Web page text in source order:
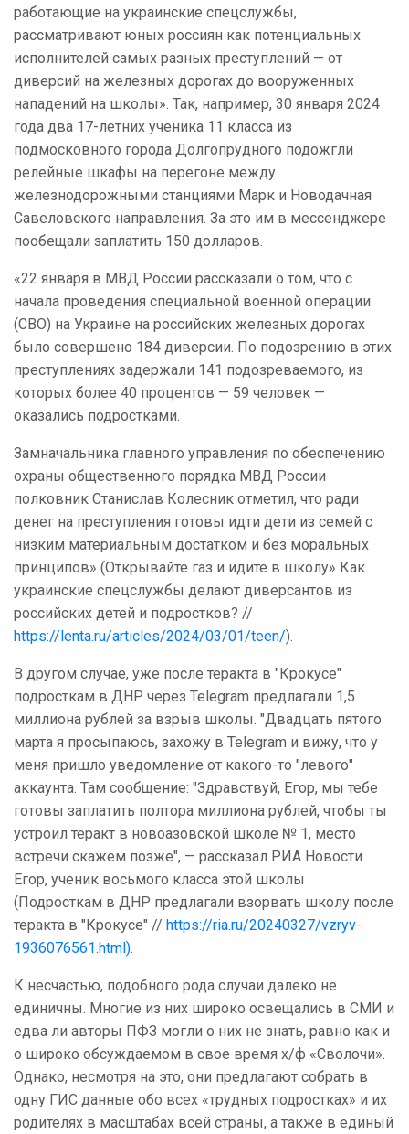
работающие на украинские спецслужбы,
рассматривают юных россиян как потенциальных
исполнителей самых разных преступлений — от
диверсий на железных дорогах до вооруженных
нападений на школы». Так, например, 30 января 2024
года два 17-летних ученика 11 класса из
подмосковного города Долгопрудного подожгли
релейные шкафы на перегоне между
железнодорожными станциями Марк и Новодачная
Савеловского направления. За это им в мессенджере
пообещали заплатить 150 долларов.
«22 января в МВД России рассказали о том, что с
начала проведения специальной военной операции
(СВО) на Украине на российских железных дорогах
было совершено 184 диверсии. По подозрению в этих
преступлениях задержали 141 подозреваемого, из
которых более 40 процентов — 59 человек —
оказались подростками.
Замначальника главного управления по обеспечению
охраны общественного порядка МВД России
полковник Станислав Колесник отметил, что ради
денег на преступления готовы идти дети из семей с
низким материальным достатком и без моральных
принципов» (Открывайте газ и идите в школу» Как
украинские спецслужбы делают диверсантов из
российских детей и подростков? //
https://lenta.ru/articles/2024/03/01/teen/).
В другом случае, уже после теракта в "Крокусе"
подросткам в ДНР через Telegram предлагали 1,5
миллиона рублей за взрыв школы. "Двадцать пятого
марта я просыпаюсь, захожу в Telegram и вижу, что у
меня пришло уведомление от какого-то "левого"
аккаунта. Там сообщение: "Здравствуй, Егор, мы тебе
готовы заплатить полтора миллиона рублей, чтобы ты
устроил теракт в новоазовской школе № 1, место
встречи скажем позже", — рассказал РИА Новости
Егор, ученик восьмого класса этой школы
(Подросткам в ДНР предлагали взорвать школу после
теракта в "Крокусе" // https://ria.ru/20240327/vzryv-
1936076561.html).
К несчастью, подобного рода случаи далеко не
единичны. Многие из них широко освещались в СМИ и
едва ли авторы ПФЗ могли о них не знать, равно как и
о широко обсуждаемом в свое время х/ф «Сволочи».
Однако, несмотря на это, они предлагают собрать в
одну ГИС данные обо всех «трудных подростках» и их
родителях в масштабах всей страны, а также в единый